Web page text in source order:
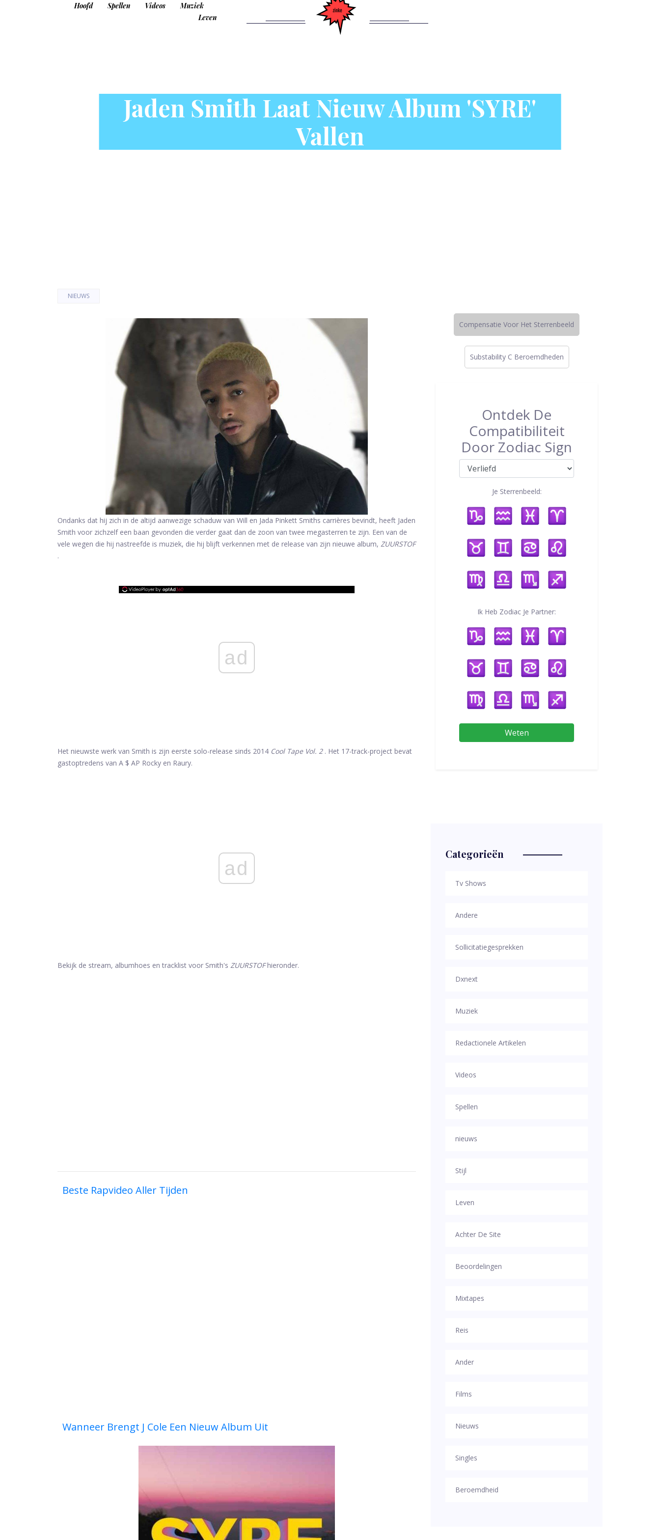
Hoofd Spellen Videos
Muziek
Leven
Jaden Smith Laat Nieuw Album 'SYRE'
Vallen
NIEUWS
Ondanks dat hij zich in de altijd aanwezige schaduw van Will en Jada Pinkett Smiths carrières bevindt, heeft Jaden
Smith voor zichzelf een baan gevonden die verder gaat dan de zoon van twee megasterren te zijn. Een van de
vele wegen die hij nastreefde is muziek, die hij blijft verkennen met de release van zijn nieuwe album, ZUURSTOF
.
ad
Het nieuwste werk van Smith is zijn eerste solo-release sinds 2014 Cool Tape Vol. 2. Het 17-track-project bevat
gastoptredens van A $ AP Rocky en Raury.
ad
Bekijk de stream, albumhoes en tracklist voor Smith's ZUURSTOFhieronder.
Beste Rapvideo Aller Tijden
Wanneer Brengt J Cole Een Nieuw Album Uit
Compensatie Voor Het Sterrenbeeld
Substability C Beroemdheden
Ontdek De
Compatibiliteit
Door Zodiac Sign
Je Sterrenbeeld:
Ik Heb Zodiac Je Partner:
Weten
Categorieën
Tv Shows
Andere
Sollicitatiegesprekken
Dxnext
Muziek
Redactionele Artikelen
Videos
Spellen
nieuws
Stijl
Leven
Achter De Site
Beoordelingen
Mixtapes
Reis
Ander
Films
Nieuws
Singles
Beroemdheid